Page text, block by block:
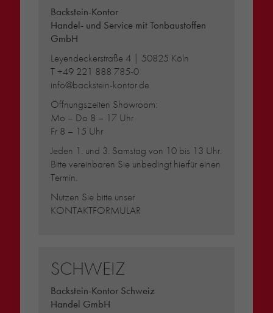
Backstein-Kontor
Handel- und Service mit Tonbaustoffen
GmbH
Leyendeckerstraße 4 | 50825 Köln
T+49 221 888 785-0
info@backstein-kontor.de
Öffnungszeiten Showroom:
Mo – Do 8 – 17 Uhr
Fr 8 – 15 Uhr
Jeden 1. und 3. Samstag von 10 bis 13 Uhr.
Bitte vereinbaren Sie unbedingt hierfür einen
Termin.
Nutzen Sie bitte unser
KONTAKTFORMULAR
SCHWEIZ
Backstein-Kontor Schweiz
Handel GmbH